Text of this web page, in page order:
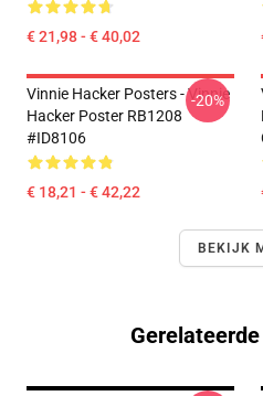
€ 21,98 - € 40,02
Vinnie Hacker Posters - Vinnie
Hacker Poster RB1208
#ID8106
€ 18,21 - € 42,22
-20%
BEKIJK